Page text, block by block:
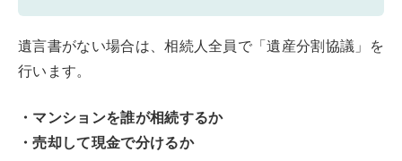
遺言書がない場合は、相続人全員で「遺産分割協議」を
行います。
・マンションを誰が相続するか
・売却して現金で分けるか